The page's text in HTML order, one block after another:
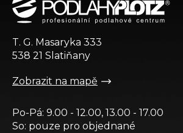
T. G. Masaryka 333
538 21 Slatiňany
Zobrazit na mapě
Po-Pá: 9.00 - 12.00, 13.00 - 17.00
So: pouze pro objednané